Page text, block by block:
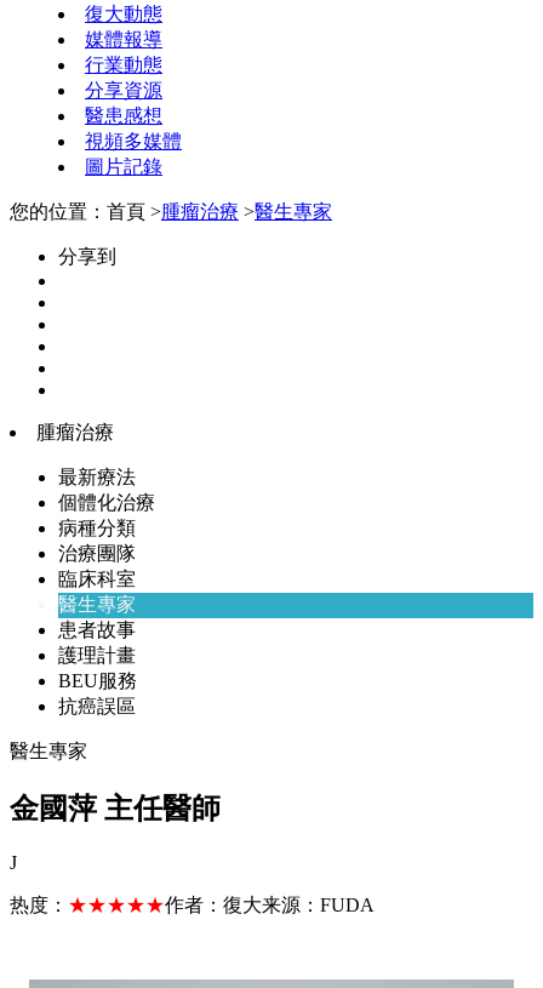
復大動態
媒體報導
行業動態
分享資源
醫患感想
視頻多媒體
圖片記錄
您的位置：首頁 >腫瘤治療 >醫生專家
分享到
腫瘤治療
最新療法
個體化治療
病種分類
治療團隊
臨床科室
醫生專家
患者故事
護理計畫
BEU服務
抗癌誤區
醫生專家
金國萍 主任醫師
J
热度： ★★★★★作者： 復大来源： FUDA